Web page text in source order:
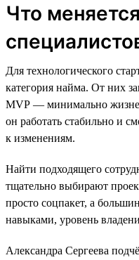
Что
Для технологического
категория найма. От них
MVP — минимально
он работать стабильно и
к изменениям.
Найти подходящего
тщательно выбирают
просто соцпакет, а
навыками, уровень
Александра Сергеева